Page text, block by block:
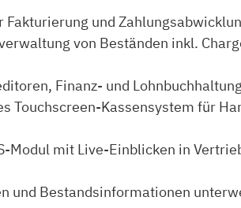
Fakturierung und
von Beständen inkl.
Finanz- und
Touchscreen-Kassensystem für
Modul mit Live-Einblicken in
und Bestandsinformationen